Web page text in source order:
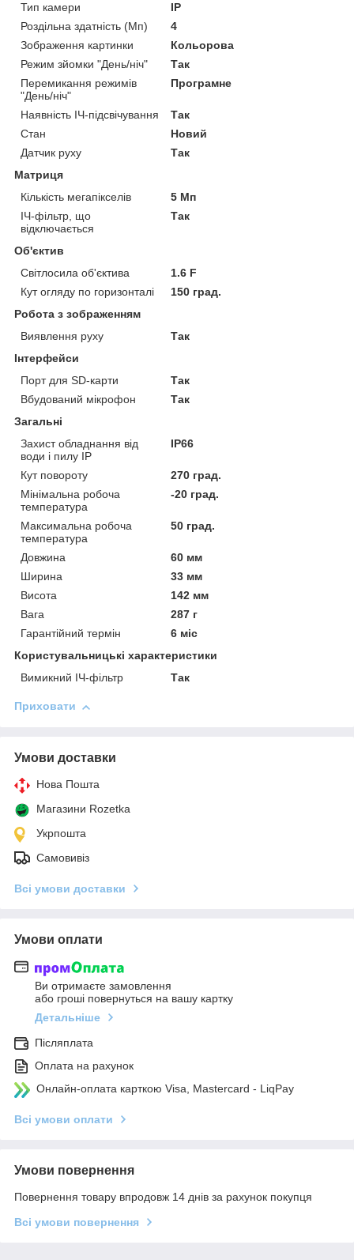
Тип камери
IP
Роздільна здатність (Мп)
4
Зображення картинки
Кольорова
Режим зйомки "День/ніч"
Так
Перемикання режимів
"День/ніч"
Програмне
Наявність ІЧ-підсвічування
Так
Стан
Новий
Датчик руху
Так
Матриця
Кількість мегапікселів
5 Мп
ІЧ-фільтр, що
відключається
Так
Об'єктив
Світлосила об'єктива
1.6 F
Кут огляду по горизонталі
150 град.
Робота з зображенням
Виявлення руху
Так
Інтерфейси
Порт для SD-карти
Так
Вбудований мікрофон
Так
Загальні
Захист обладнання від
води і пилу IP
IP66
Кут повороту
270 град.
Мінімальна робоча
температура
-20 град.
Максимальна робоча
температура
50 град.
Довжина
60 мм
Ширина
33 мм
Висота
142 мм
Вага
287 г
Гарантійний термін
6 міс
Користувальницькі характеристики
Вимикний ІЧ-фільтр
Так
Приховати
Умови доставки
Нова Пошта
Магазини Rozetka
Укрпошта
Самовивіз
Всі умови доставки
Умови оплати
Ви отримаєте замовлення
або гроші повернуться на вашу картку
Детальніше
Післяплата
Оплата на рахунок
Онлайн-оплата карткою Visa, Mastercard - LiqPay
Всі умови оплати
Умови повернення
Повернення товару впродовж 14 днів за рахунок покупця
Всі умови повернення